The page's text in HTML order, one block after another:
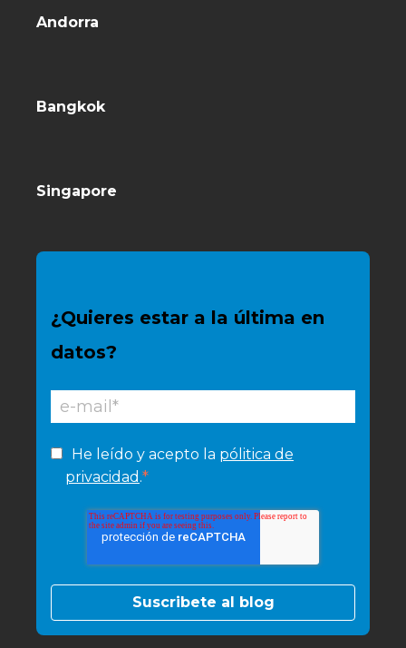
Andorra
Bangkok
Singapore
¿Quieres estar a la última en
datos?
He leído y acepto la pólitica de
privacidad .*